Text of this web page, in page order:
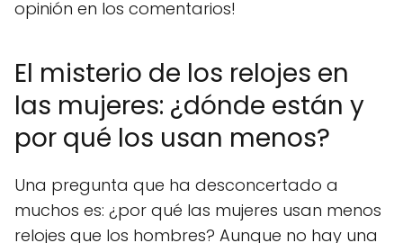
opinión en los comentarios!
El misterio de los relojes en
las mujeres: ¿dónde están y
por qué los usan menos?
Una pregunta que ha desconcertado a
muchos es: ¿por qué las mujeres usan menos
relojes que los hombres? Aunque no hay una